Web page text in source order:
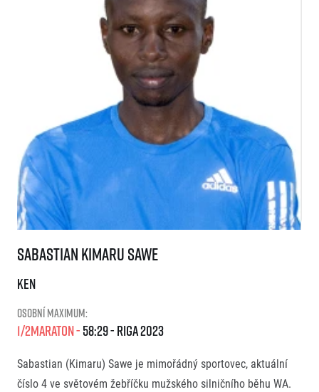
Sabastian Kimaru Sawe
KEN
Osobní maximum:
1/2Maraton 58:29 Riga2023
Sabastian (Kimaru) Sawe je mimořádný sportovec, aktuální
číslo 4 ve světovém žebříčku mužského silničního běhu WA.